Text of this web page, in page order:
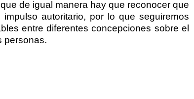
de igual manera hay que reconocer que
autoritario, por lo que seguiremos
entre diferentes concepciones sobre el
personas.